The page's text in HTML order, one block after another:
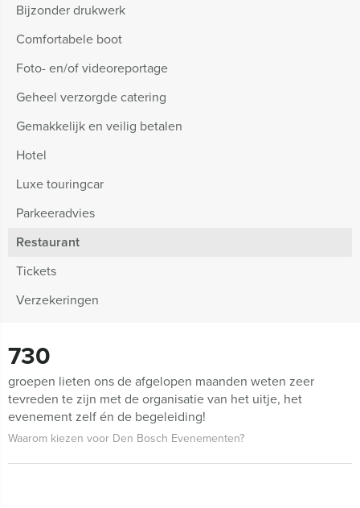
Bijzonder drukwerk
Comfortabele boot
Foto- en/of videoreportage
Geheel verzorgde catering
Gemakkelijk en veilig betalen
Hotel
Luxe touringcar
Parkeeradvies
Restaurant
Tickets
Verzekeringen
730
groepen lieten ons de afgelopen maanden weten zeer
tevreden te zijn met de organisatie van het uitje, het
evenement zelf én de begeleiding!
Waarom kiezen voor Den Bosch Evenementen?